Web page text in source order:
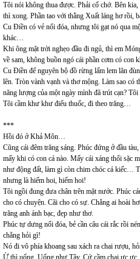
Tôi nói không thua được. Phải cố chớ. Bên
thì xong. Phần tao với thằng Xuất láng hơ rồi,
Cu Điền có vẻ nổi đóa, nhưng tôi gạt nó qua
khác…
Khi ông mặt trời nghẹo đầu đi ngủ, thì em
về sam, không buồn ngó cái phần cơm có con
Cu Điền để nguyên bộ đồ rừng lấm lem lăn
lên. Tròn vành vạnh và thơ mộng. Làm sao có
năng lượng của một ngày mình đã trút cạn?
Tôi cầm khư khư điếu thuốc, đi theo trăng…
***
Hồi đó ở Khả Môn…
Cũng cái đêm trăng sáng. Phúc đứng ở đầu
mấy khi có con cá nào. Mấy cái xáng thổi sặc
như động đất, làm gì còn chim chóc cá kiếc…
nhưng là hiếm hoi, hiếm hoi!
Tôi ngồi đung đưa chân trên mặt nước. Phúc
cho có chuyện. Cãi cho có sự. Chẳng ai hoài
trăng anh ánh bạc, đẹp như thơ.
Phúc tự dưng nổi đóa, bẻ cần câu cái rắc rồi
chẳng hỏi gì!
Nó đi vô phía khoang sau xách ra chai rượu,
Ừ thì uống. Uống như Tây. Cứ cầm chai ực